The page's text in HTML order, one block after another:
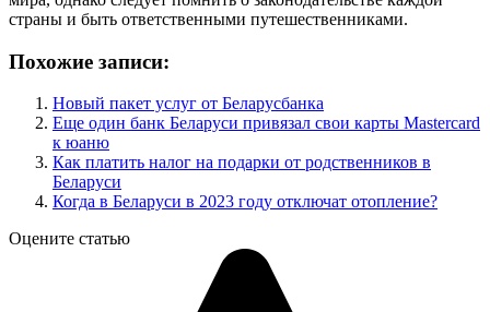
страны и быть ответственными путешественниками.
Похожие записи:
Новый пакет услуг от Беларусбанка
Еще один банк Беларуси привязал свои карты Mastercard
к юаню
Как платить налог на подарки от родственников в
Беларуси
Когда в Беларуси в 2023 году отключат отопление?
Оцените статью